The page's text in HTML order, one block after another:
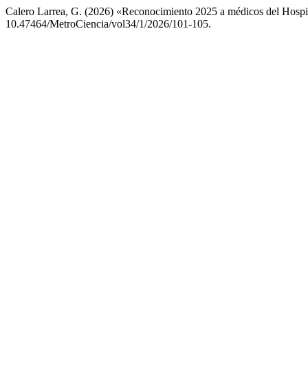
Calero Larrea, G. (2026) «Reconocimiento 2025 a médicos del
10.47464/MetroCiencia/vol34/1/2026/101-105.